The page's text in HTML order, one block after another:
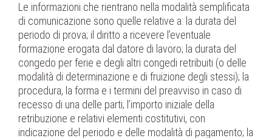
Le informazioni che rientrano nella modalità semplificata
di comunicazione sono quelle relative a: la durata del
periodo di prova; il diritto a ricevere l’eventuale
formazione erogata dal datore di lavoro; la durata del
congedo per ferie e degli altri congedi retribuiti (o delle
modalità di determinazione e di fruizione degli stessi); la
procedura, la forma e i termini del preavviso in caso di
recesso di una delle parti; l’importo iniziale della
retribuzione e relativi elementi costitutivi, con
indicazione del periodo e delle modalità di pagamento; la